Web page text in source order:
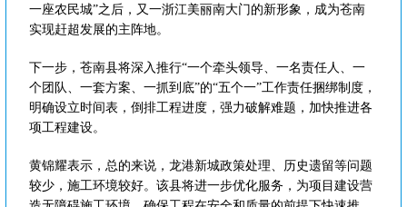
一座农民城”之后，又一浙江美丽南大门的新形象，成为苍南
实现赶超发展的主阵地。
下一步，苍南县将深入推行“一个牵头领导、一名责任人、一
个团队、一套方案、一抓到底”的“五个一”工作责任捆绑制度，
明确设立时间表，倒排工程进度，强力破解难题，加快推进各
项工程建设。
黄锦耀表示，总的来说，龙港新城政策处理、历史遗留等问题
较少，施工环境较好。该县将进一步优化服务，为项目建设营